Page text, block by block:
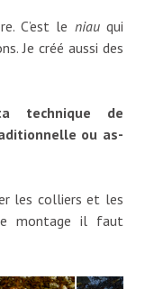
C’est le niauqui
Je créé aussi des
technique de
ou as-
les colliers et les
montage il faut